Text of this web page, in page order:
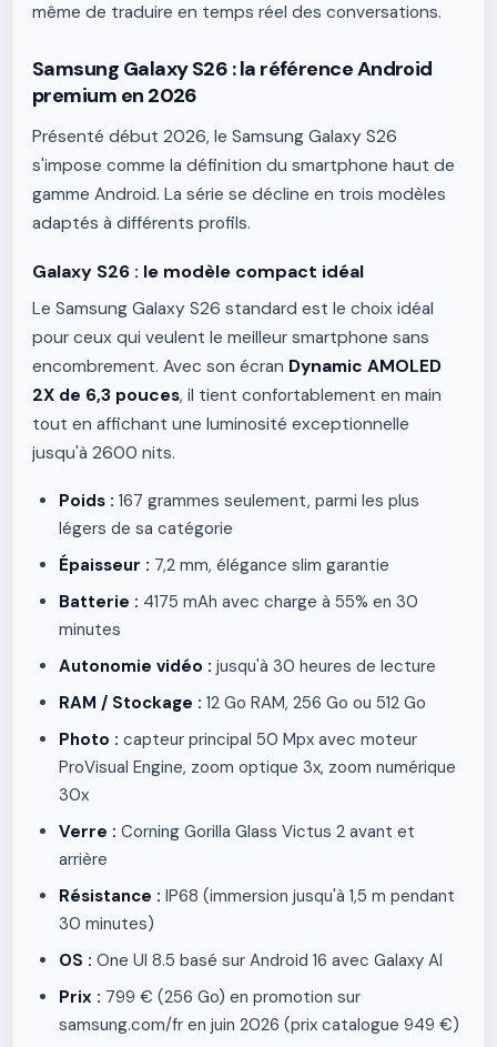
même de traduire en temps réel des conversations.
Samsung Galaxy S26 : la référence Android
premium en 2026
Présenté début 2026, le Samsung Galaxy S26
s'impose comme la définition du smartphone haut de
gamme Android. La série se décline en trois modèles
adaptés à différents profils.
Galaxy S26 : le modèle compact idéal
Le Samsung Galaxy S26 standard est le choix idéal
pour ceux qui veulent le meilleur smartphone sans
encombrement. Avec son écran Dynamic AMOLED
2X de 6,3 pouces, il tient confortablement en main
tout en affichant une luminosité exceptionnelle
jusqu'à 2600 nits.
Poids : 167 grammes seulement, parmi les plus
légers de sa catégorie
Épaisseur : 7,2 mm, élégance slim garantie
Batterie : 4175 mAh avec charge à 55% en 30
minutes
Autonomie vidéo : jusqu'à 30 heures de lecture
RAM / Stockage : 12 Go RAM, 256 Go ou 512 Go
Photo : capteur principal 50 Mpx avec moteur
ProVisual Engine, zoom optique 3x, zoom numérique
30x
Verre : Corning Gorilla Glass Victus 2 avant et
arrière
Résistance : IP68 (immersion jusqu'à 1,5 m pendant
30 minutes)
OS : One UI 8.5 basé sur Android 16 avec Galaxy AI
Prix : 799 € (256 Go) en promotion sur
samsung.com/fr en juin 2026 (prix catalogue 949 €)